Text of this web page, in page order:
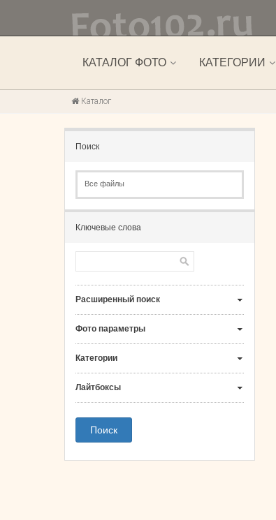
КАТАЛОГ ФОТО КАТЕГОРИИ
Каталог
Поиск
Все файлы
Ключевые слова
Расширенный поиск
Фото параметры
Категории
Лайтбоксы